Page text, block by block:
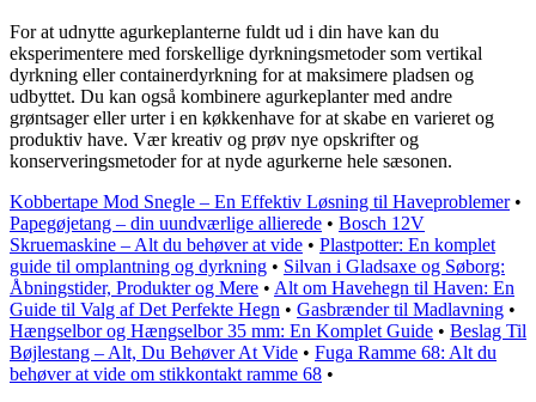
For at udnytte agurkeplanterne fuldt ud i din have kan du
eksperimentere med forskellige dyrkningsmetoder som vertikal
dyrkning eller containerdyrkning for at maksimere pladsen og
udbyttet. Du kan også kombinere agurkeplanter med andre
grøntsager eller urter i en køkkenhave for at skabe en varieret og
produktiv have. Vær kreativ og prøv nye opskrifter og
konserveringsmetoder for at nyde agurkerne hele sæsonen.
Kobbertape Mod Snegle – En Effektiv Løsning til Haveproblemer•
Papegøjetang – din uundværlige allierede • Bosch 12V
Skruemaskine – Alt du behøver at vide • Plastpotter: En komplet
guide til omplantning og dyrkning • Silvan i Gladsaxe og Søborg:
Åbningstider, Produkter og Mere • Alt om Havehegn til Haven: En
Guide til Valg af Det Perfekte Hegn • Gasbrænder til Madlavning •
Hængselbor og Hængselbor 35 mm: En Komplet Guide • Beslag Til
Bøjlestang – Alt, Du Behøver At Vide • Fuga Ramme 68: Alt du
behøver at vide om stikkontakt ramme 68 •